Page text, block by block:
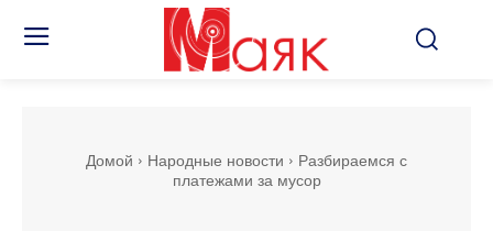
Домой Народные новости
Разбираемся с
платежами за мусор